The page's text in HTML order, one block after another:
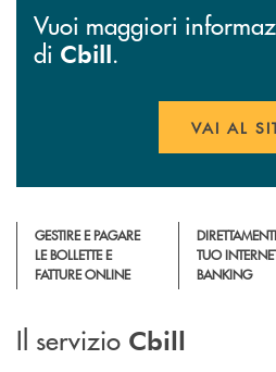
Vuoi maggiori
di Cbill.
VAI AL
GESTIRE E PAGARE
LE BOLLETTE E
FATTURE ONLINE
TUO
BANKING
Il servizio Cbill